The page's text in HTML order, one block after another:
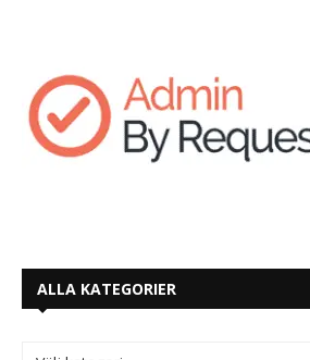
ALLA KATEGORIER